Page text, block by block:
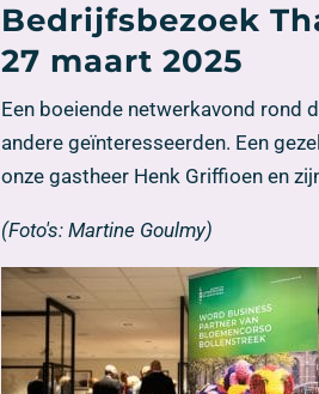
Bedrijfsbezoek
27 maart 2025
Een boeiende netwerkavond rond
andere geïnteresseerden. Een
onze gastheer Henk Griffioen en
(Foto's: Martine Goulmy)